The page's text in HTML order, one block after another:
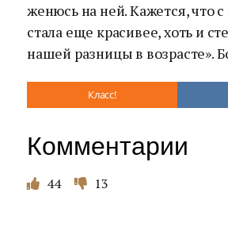
женюсь на ней. Кажется, что
стала еще красивее, хоть и
нашей разницы в возрасте».
Класс!
Комментарии
44 13